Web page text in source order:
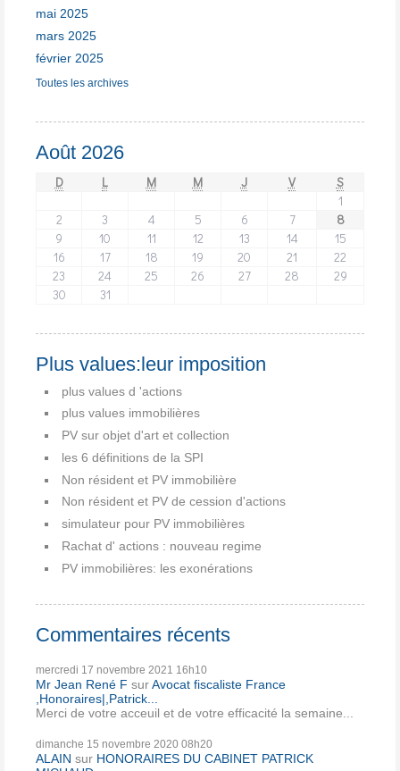
mai 2025
mars 2025
février 2025
Toutes les archives
Août 2026
D L M M J V
S
1
2
3 4 5 6 7
8
9
10 11 12 13 14
15
16
17 18 19 20 21
22
23
24 25 26 27 28
29
30
31
Plus values:leur imposition
plus values d 'actions
plus values immobilières
PV sur objet d'art et collection
les 6 définitions de la SPI
Non résident et PV immobilière
Non résident et PV de cession d'actions
simulateur pour PV immobilières
Rachat d' actions : nouveau regime
PV immobilières: les exonérations
Commentaires récents
mercredi 17 novembre 2021 16h10
Mr Jean René F surAvocat fiscaliste France
,Honoraires|,Patrick...
Merci de votre acceuil et de votre efficacité la semaine...
dimanche 15 novembre 2020 08h20
ALAIN sur HONORAIRES DU CABINET PATRICK